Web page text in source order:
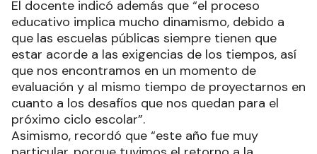
El docente indicó además que “el proceso
educativo implica mucho dinamismo, debido a
que las escuelas públicas siempre tienen que
estar acorde a las exigencias de los tiempos, así
que nos encontramos en un momento de
evaluación y al mismo tiempo de proyectarnos en
cuanto a los desafíos que nos quedan para el
próximo ciclo escolar”.
Asimismo, recordó que “este año fue muy